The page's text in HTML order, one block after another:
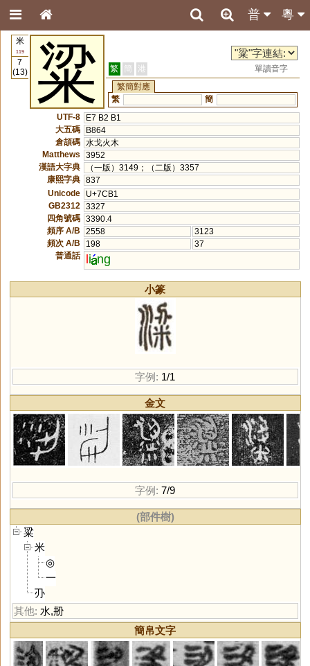
粵
普
米
119
7
(13)
粱 繁 簡 港
單讀音字
繁簡對應
繁
簡
UTF-8
E7 B2 B1
大五碼
B864
倉頡碼 水戈火木
Matthews
3952
漢語大字典
（一版）3149；（二版）3357
康熙字典 837
Unicode
U+7CB1
GB2312
3327
四角號碼 3390.4
頻序 A/B
2558
3123
頻次 A/B
198
37
普通話
li ng
小篆
字例: 1/1
金文
字例: 7/9
(部件樹)
粱
米
◎
一
刅
其他: 水,刱
簡帛文字